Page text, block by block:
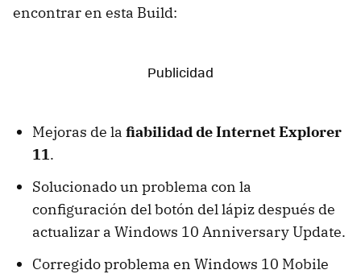
encontrar en esta Build:
Mejoras de la fiabilidad de Internet Explorer
11.
Solucionado un problema con la
configuración del botón del lápiz después de
actualizar a Windows 10 Anniversary Update.
Corregido problema en Windows 10 Mobile